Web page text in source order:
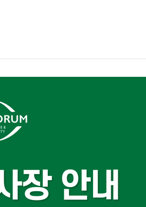
트 제주, 제주돌문화공원) 및 현장등록 안내